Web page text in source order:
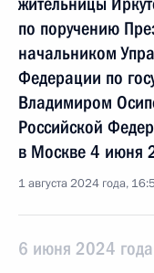
по поручению
начальником
Федерации по
Владимиром
Российской
в Москве 4 июня
1 августа 2024 года,
6 июня 2024